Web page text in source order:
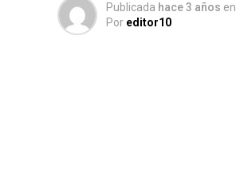
Publicada hace 3 años en
Por editor10